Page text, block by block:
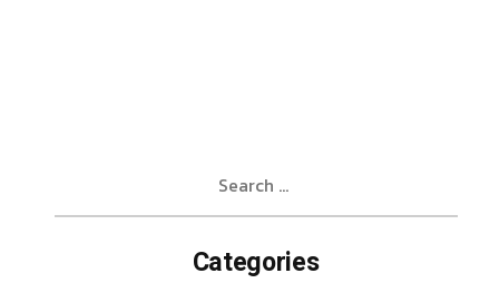
Categories